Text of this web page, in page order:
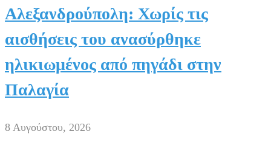
Αλεξανδρούπολη: Χωρίς τις
αισθήσεις του ανασύρθηκε
ηλικιωμένος από πηγάδι στην
Παλαγία
8 Αυγούστου, 2026